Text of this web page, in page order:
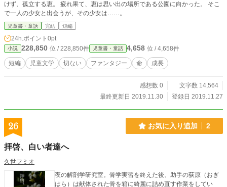
けず、孤立する恵。 疲れ果て、恵は思い出の場所である公園に向かった。 そこ
で一人の少女と出会うが、その少女は……。
児童書・童話 完結 短編
24h.ポイント 0pt
小説 228,850 位 / 228,850件 児童書・童話 4,658 位 / 4,658件
短編 児童文学 切ない ファンタジー 命 成長
感想数 0
文字数 14,564
最終更新日 2019.11.30
登録日 2019.11.27
26 お気に入り追加 2
拝啓、白い者達へ
久世フミオ
夜の解剖学研究室。骨学実習を終えた後、助手の荻原（おぎ
はら）は献体された骨を箱に綺麗に詰め直す作業をしてい